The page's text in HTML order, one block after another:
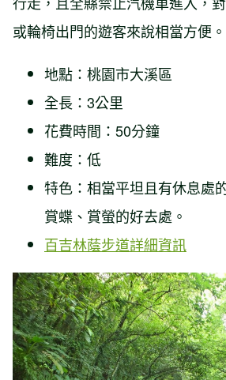
或輪椅出門的遊客來說相當方便。
地點：桃園市大溪區
全長：3公里
花費時間：50分鐘
難度：低
特色：相當平坦且有休息處
賞蝶、賞螢的好去處。
百吉林蔭步道詳細資訊